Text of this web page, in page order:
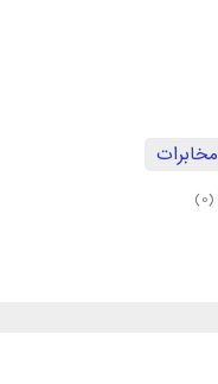
مخابرات
(0)